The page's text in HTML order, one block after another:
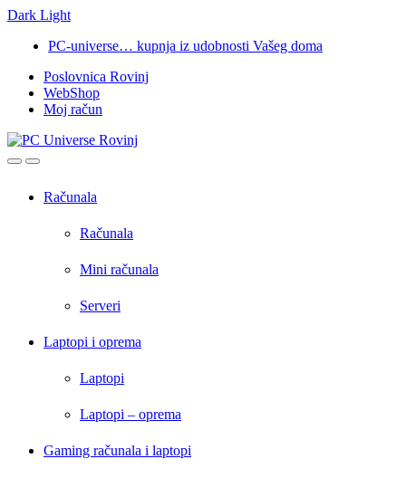
Dark Light
navigation
content
PC-universe… kupnja iz udobnosti Vašeg doma
Poslovnica Rovinj
WebShop
Moj račun
OpenClose
Računala
Računala
Mini računala
Serveri
Laptopi i oprema
Laptopi
Laptopi – oprema
Gaming računala i laptopi